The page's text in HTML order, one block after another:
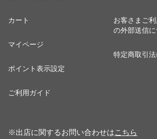
カート
マイページ
ポイント表示設定
ご利用ガイド
お客さまご
の外部送信に
特定商取引
※出店に関するお問い合わせはこちら